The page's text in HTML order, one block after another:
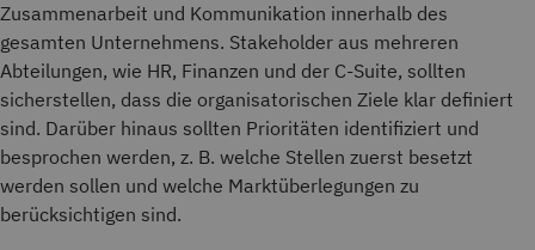
Zusammenarbeit und Kommunikation innerhalb des
gesamten Unternehmens. Stakeholder aus mehreren
Abteilungen, wie HR, Finanzen und der C-Suite, sollten
sicherstellen, dass die organisatorischen Ziele klar definiert
sind. Darüber hinaus sollten Prioritäten identifiziert und
besprochen werden, z. B. welche Stellen zuerst besetzt
werden sollen und welche Marktüberlegungen zu
berücksichtigen sind.